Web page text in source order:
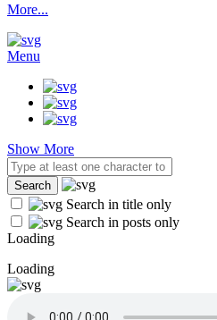
More...
Menu
Show More
Search in title only
Search in posts only
Loading
Loading